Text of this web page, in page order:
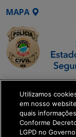
MAPA
SETDIG |
Executiva de
Transformação
get_footer();
Utilizamos
em nosso
quais
Conforme
LGPD no